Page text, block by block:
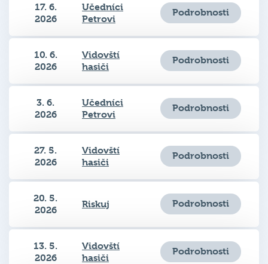
17. 6.
2026
Učedníci
Petrovi
Podrobnosti
10. 6.
2026
Vidovští
hasiči
Podrobnosti
3. 6.
2026
Učedníci
Petrovi
Podrobnosti
27. 5.
2026
Vidovští
hasiči
Podrobnosti
20. 5.
2026
Riskuj Podrobnosti
13. 5.
2026
Vidovští
hasiči
Podrobnosti